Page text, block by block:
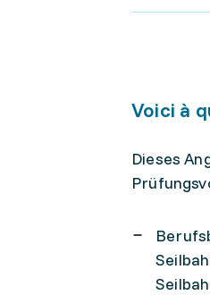
Voici à
Dieses